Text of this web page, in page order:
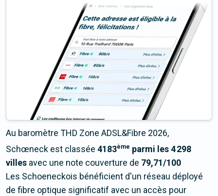
Au baromètre THD Zone ADSL&Fibre 2026,
Schœneck est classée 4183ème parmi les 4 298
villes avec une note couverture de 79,71/100
Les Schoeneckois bénéficient d'un réseau déployé
de fibre optique significatif avec un accès pour